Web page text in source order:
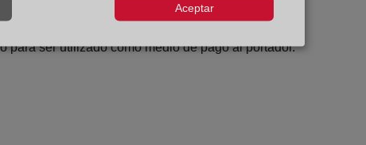
ser utilizado como medio de pago al portador.
Aceptar